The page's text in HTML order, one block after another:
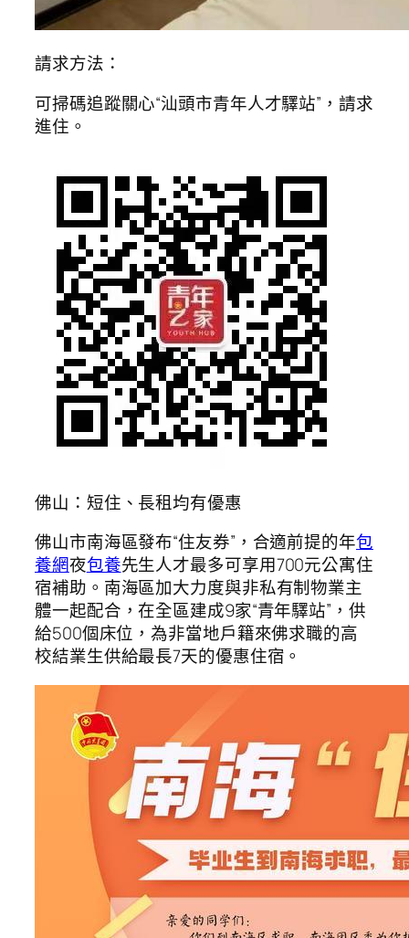
請求方法：
可掃碼追蹤關心“汕頭市青年人才驛站”，請求
進住。
佛山：短住、長租均有優惠
佛山市南海區發布“住友券”，合適前提的年包
養網夜包養先生人才最多可享用700元公寓住
宿補助。南海區加大力度與非私有制物業主
體一起配合，在全區建成9家“青年驛站”，供
給500個床位，為非當地戶籍來佛求職的高
校結業生供給最長7天的優惠住宿。